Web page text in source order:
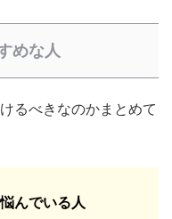
めな人
るべきなのかまとめて
んでいる人